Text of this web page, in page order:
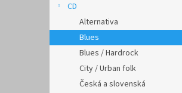
CD
Alternativa
Blues
Blues / Hardrock
City / Urban folk
Česká a slovenská